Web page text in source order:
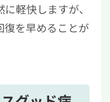
軽快しますが、
復を早めることが